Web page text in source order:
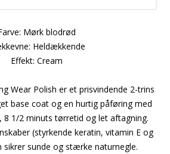
Mørk blodrød
Heldækkende
Effekt: Cream
Wear Polish er et prisvindende 2-trins
base coat og en hurtig påføring med
8 1/2 minuts tørretid og let aftagning.
(styrkende keratin, vitamin E og
sikrer sunde og stærke naturnegle.